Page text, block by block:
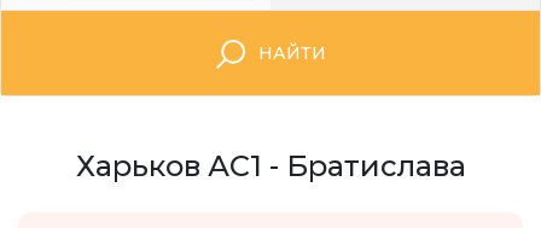
НАЙТИ
Харьков АС1 - Братислава